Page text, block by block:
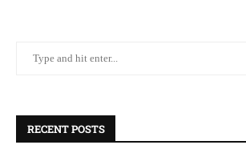
RECENT POSTS